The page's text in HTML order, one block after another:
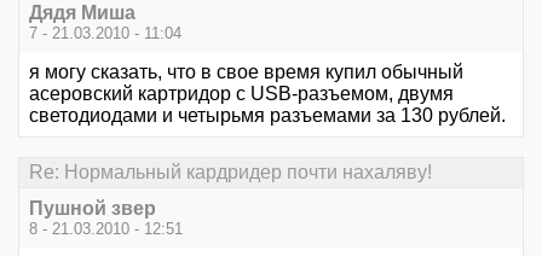
Дядя Миша
7 - 21.03.2010 - 11:04
я могу сказать, что в свое время купил обычный
асеровский картридор с USB-разъемом, двумя
светодиодами и четырьмя разъемами за 130 рублей.
Re: Нормальный кардридер почти нахаляву!
Пушной звер
8 - 21.03.2010 - 12:51